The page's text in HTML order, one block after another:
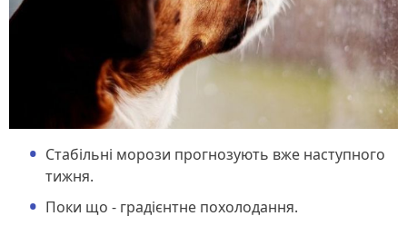
Стабільні морози прогнозують вже наступного
тижня.
Поки що - градієнтне похолодання.